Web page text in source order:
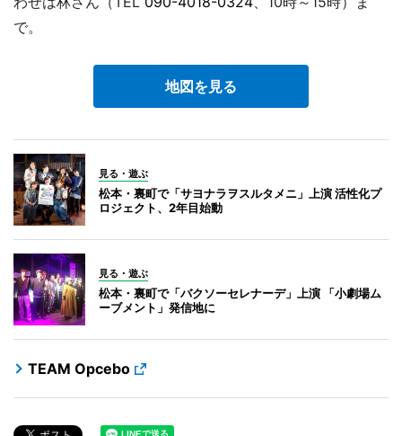
で。
地図を見る
見る・遊ぶ
松本・裏町で「サヨナラヲスルタメニ」上演 活性化プ
ロジェクト、2年目始動
見る・遊ぶ
松本・裏町で「バクソーセレナーデ」上演 「小劇場ム
ーブメント」発信地に
TEAM Opcebo